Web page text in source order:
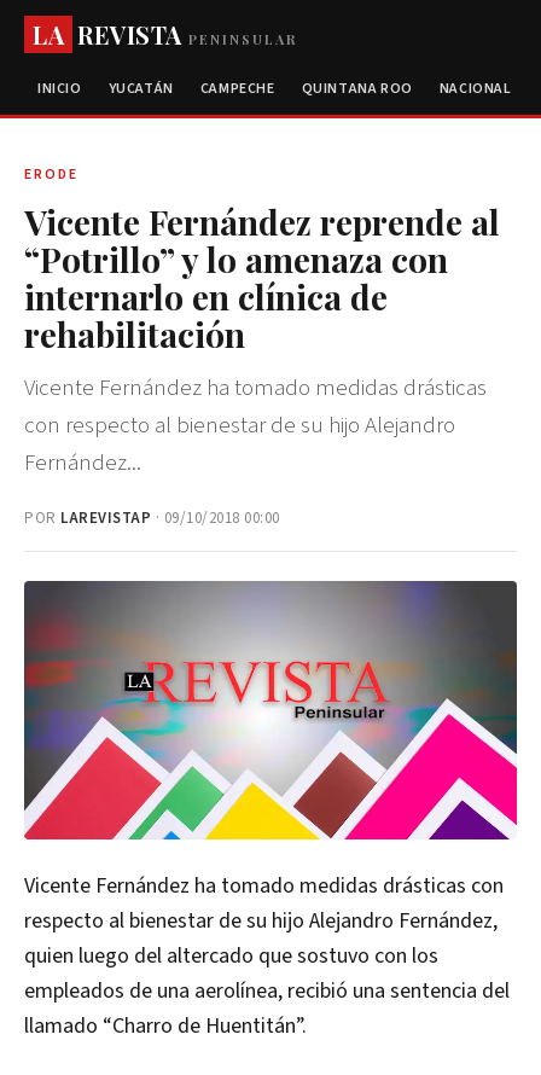
LA REVISTAPENINSULAR
INICIO YUCATÁN CAMPECHE QUINTANA ROO NACIONAL
ERODE
Vicente Fernández reprende al
“Potrillo” y lo amenaza con
internarlo en clínica de
rehabilitación
Vicente Fernández ha tomado medidas drásticas
con respecto al bienestar de su hijo Alejandro
Fernández...
POR LAREVISTAP · 09/10/2018 00:00
Vicente Fernández ha tomado medidas drásticas con
respecto al bienestar de su hijo Alejandro Fernández,
quien luego del altercado que sostuvo con los
empleados de una aerolínea, recibió una sentencia del
llamado “Charro de Huentitán”.